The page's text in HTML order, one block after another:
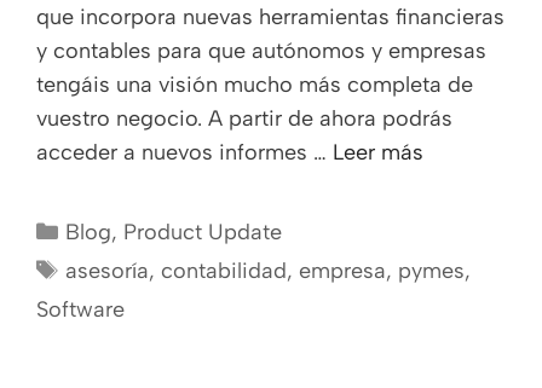
que incorpora nuevas herramientas financieras
y contables para que autónomos y empresas
tengáis una visión mucho más completa de
vuestro negocio. A partir de ahora podrás
acceder a nuevos informes … Leer más
Blog, Product Update
asesoría, contabilidad, empresa, pymes,
Software